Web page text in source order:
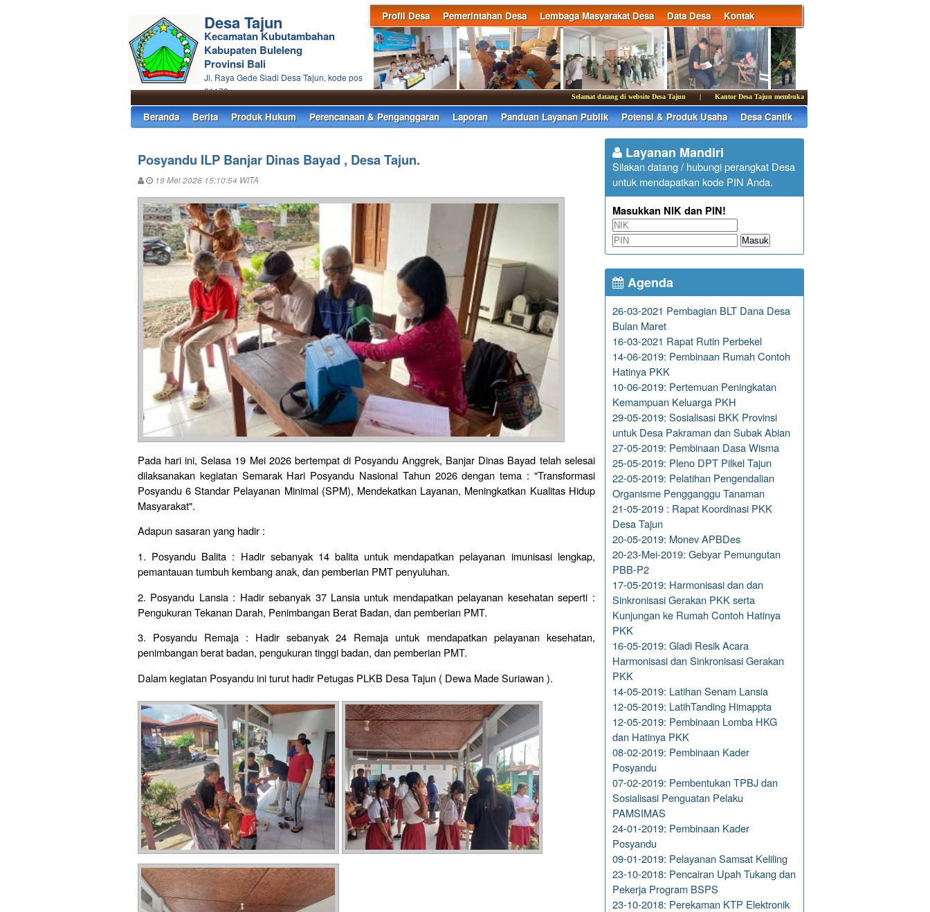
Profil Desa Pemerintahan Desa Lembaga Masyarakat Desa Data Desa Kontak
Desa Tajun
Kecamatan Kubutambahan
Kabupaten Buleleng
Provinsi Bali
Jl. Raya Gede Siadi Desa Tajun, kode pos
81172
Selamat datang di website Desa Tajun | Kantor Desa Tajun membuka pelayanan publik pada hari Senin - kamis
Beranda Berita Produk Hukum Perencanaan & Penganggaran Laporan Panduan Layanan Publik Potensi & Produk Usaha Desa Cantik
Posyandu ILP Banjar Dinas Bayad , Desa Tajun.
19 Mei 2026 15:10:54 WITA
Pada hari ini, Selasa 19 Mei 2026 bertempat di Posyandu Anggrek, Banjar Dinas Bayad telah selesai
dilaksanakan kegiatan Semarak Hari Posyandu Nasional Tahun 2026 dengan tema : "Transformasi
Posyandu 6 Standar Pelayanan Minimal (SPM), Mendekatkan Layanan, Meningkatkan Kualitas Hidup
Masyarakat".
Adapun sasaran yang hadir :
1. Posyandu Balita : Hadir sebanyak 14 balita untuk mendapatkan pelayanan imunisasi lengkap,
pemantauan tumbuh kembang anak, dan pemberian PMT penyuluhan.
2. Posyandu Lansia : Hadir sebanyak 37 Lansia untuk mendapatkan pelayanan kesehatan seperti :
Pengukuran Tekanan Darah, Penimbangan Berat Badan, dan pemberian PMT.
3. Posyandu Remaja : Hadir sebanyak 24 Remaja untuk mendapatkan pelayanan kesehatan,
penimbangan berat badan, pengukuran tinggi badan, dan pemberian PMT.
Dalam kegiatan Posyandu ini turut hadir Petugas PLKB Desa Tajun ( Dewa Made Suriawan ).
Layanan Mandiri
Silakan datang / hubungi perangkat Desa
untuk mendapatkan kode PIN Anda.
Masukkan NIK dan PIN!
Masuk
Agenda
26-03-2021 Pembagian BLT Dana Desa
Bulan Maret
16-03-2021 Rapat Rutin Perbekel
14-06-2019: Pembinaan Rumah Contoh
Hatinya PKK
10-06-2019: Pertemuan Peningkatan
Kemampuan Keluarga PKH
29-05-2019: Sosialisasi BKK Provinsi
untuk Desa Pakraman dan Subak Abian
27-05-2019: Pembinaan Dasa Wisma
25-05-2019: Pleno DPT Pilkel Tajun
22-05-2019: Pelatihan Pengendalian
Organisme Pengganggu Tanaman
21-05-2019 : Rapat Koordinasi PKK
Desa Tajun
20-05-2019: Monev APBDes
20-23-Mei-2019: Gebyar Pemungutan
PBB-P2
17-05-2019: Harmonisasi dan dan
Sinkronisasi Gerakan PKK serta
Kunjungan ke Rumah Contoh Hatinya
PKK
16-05-2019: Gladi Resik Acara
Harmonisasi dan Sinkronisasi Gerakan
PKK
14-05-2019: Latihan Senam Lansia
12-05-2019: LatihTanding Himappta
12-05-2019: Pembinaan Lomba HKG
dan Hatinya PKK
08-02-2019: Pembinaan Kader
Posyandu
07-02-2019: Pembentukan TPBJ dan
Sosialisasi Penguatan Pelaku
PAMSIMAS
24-01-2019: Pembinaan Kader
Posyandu
09-01-2019: Pelayanan Samsat Keliling
23-10-2018: Pencairan Upah Tukang dan
Pekerja Program BSPS
23-10-2018: Perekaman KTP Elektronik